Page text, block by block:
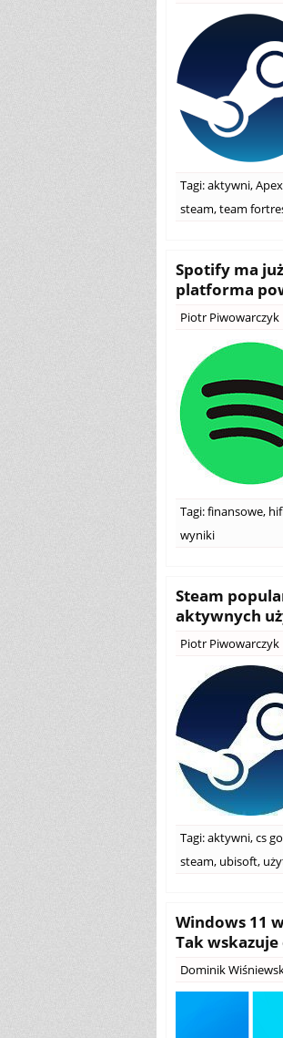
Tagi:aktywni,
steam,team
Spotify ma
platforma
Piotr Piwowarczyk
Tagi:finansowe,
wyniki
Steam
aktywnych
Piotr Piwowarczyk
Tagi:aktywni,cs go
steam, ubisoft,
Windows 11
Tak
Dominik